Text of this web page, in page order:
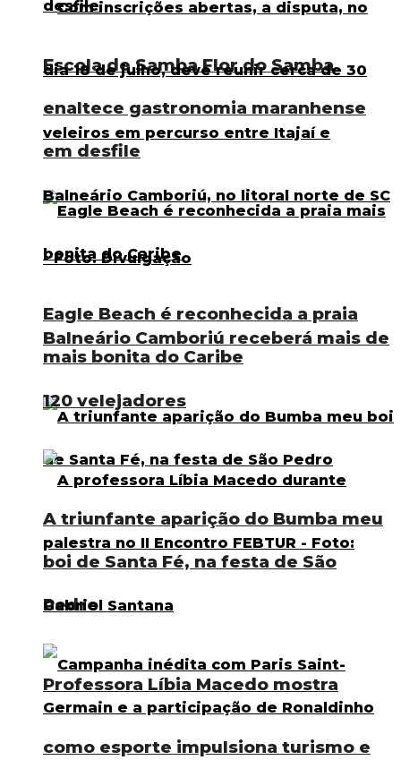
Escola de Samba Flor do Samba
enaltece gastronomia maranhense
em desfile
Eagle Beach é reconhecida a praia
mais bonita do Caribe
A triunfante aparição do Bumba meu
boi de Santa Fé, na festa de São
Pedro
Balneário Camboriú receberá mais de
120 velejadores
Professora Líbia Macedo mostra
como esporte impulsiona turismo e